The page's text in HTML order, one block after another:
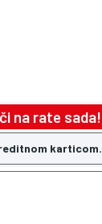
na rate sada!
karticom.